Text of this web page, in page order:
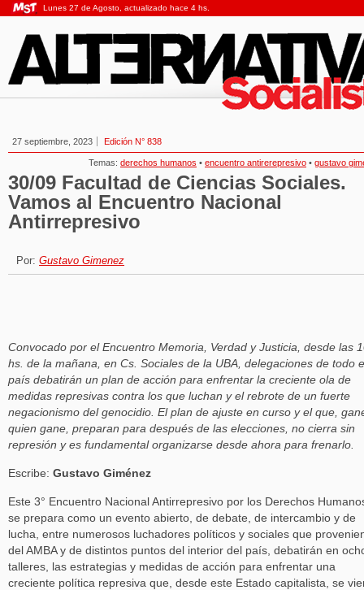
Lunes 27 de Agosto, actualizado hace 4 hs.
27 septiembre, 2023 Edición N° 838
Temas: derechos humanos • encuentro antirerepresivo • gustavo
30/09 Facultad de Ciencias Sociales.
Vamos al Encuentro Nacional
Antirrepresivo
Por: Gustavo Gimenez
Convocado por el Encuentro Memoria, Verdad y Justicia, desde las
hs. de la mañana, en Cs. Sociales de la UBA, delegaciones de todo
país debatirán un plan de acción para enfrentar la creciente ola de
medidas represivas contra los que luchan y el rebrote de un fuerte
negacionismo del genocidio. El plan de ajuste en curso y el que,
quien gane, preparan para después de las elecciones, no cierra sin
represión y es fundamental organizarse desde ahora para frenarlo.
Escribe: Gustavo Giménez
Este 3° Encuentro Nacional Antirrepresivo por los Derechos
se prepara como un evento abierto, de debate, de intercambio y de
lucha, entre numerosos luchadores políticos y sociales que
del AMBA y de distintos puntos del interior del país, debatirán en
talleres, las estrategias y medidas de acción para enfrentar una
creciente política represiva que, desde este Estado capitalista, se